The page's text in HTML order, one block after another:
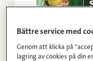
Bättre service med
Genom att klicka på
lagring av cookies på din